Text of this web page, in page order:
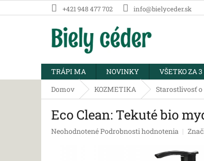
na
+421 948 477 702 info@bielyceder.sk
TRÁPI MA NOVINKY VŠETKO ZA 3
Domov
KOZMETIKA Starostlivosť o
Eco Clean: Tekuté bio
Priemerné
NeohodnotenéPodrobnosti hodnotenia